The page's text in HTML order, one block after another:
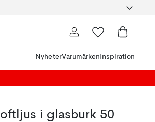
NyheterVarumärken Inspiration
i glasburk 50